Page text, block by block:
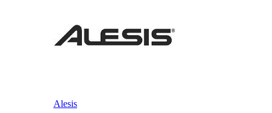
Alesis